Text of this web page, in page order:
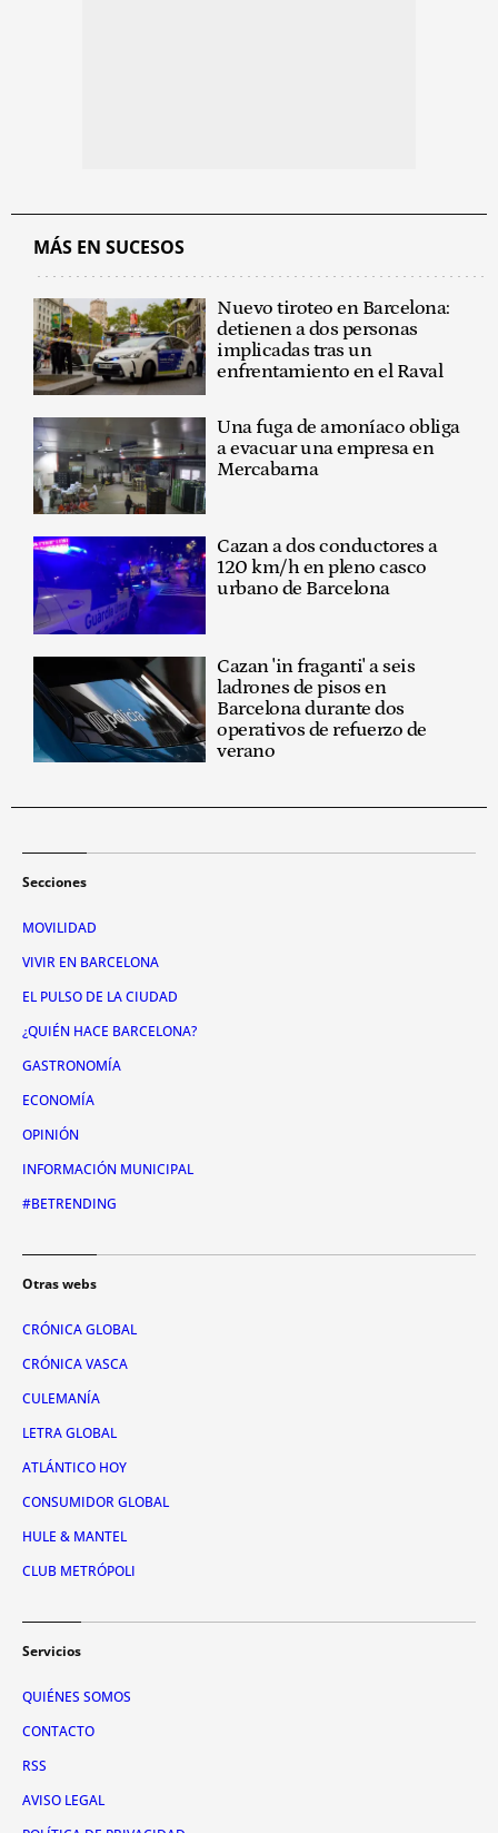
MÁS EN SUCESOS
Nuevo tiroteo en Barcelona:
detienen a dos personas
implicadas tras un
enfrentamiento en el Raval
Una fuga de amoníaco obliga
a evacuar una empresa en
Mercabarna
Cazan a dos conductores a
120 km/h en pleno casco
urbano de Barcelona
Cazan 'in fraganti' a seis
ladrones de pisos en
Barcelona durante dos
operativos de refuerzo de
verano
Secciones
MOVILIDAD
VIVIR EN BARCELONA
EL PULSO DE LA CIUDAD
¿QUIÉN HACE BARCELONA?
GASTRONOMÍA
ECONOMÍA
OPINIÓN
INFORMACIÓN MUNICIPAL
#BETRENDING
Otras webs
CRÓNICA GLOBAL
CRÓNICA VASCA
CULEMANÍA
LETRA GLOBAL
ATLÁNTICO HOY
CONSUMIDOR GLOBAL
HULE & MANTEL
CLUB METRÓPOLI
Servicios
QUIÉNES SOMOS
CONTACTO
RSS
AVISO LEGAL